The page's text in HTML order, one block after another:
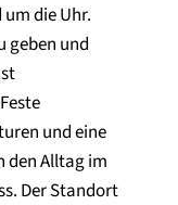
die Uhr.
geben und
und eine
den Alltag im
Der Standort